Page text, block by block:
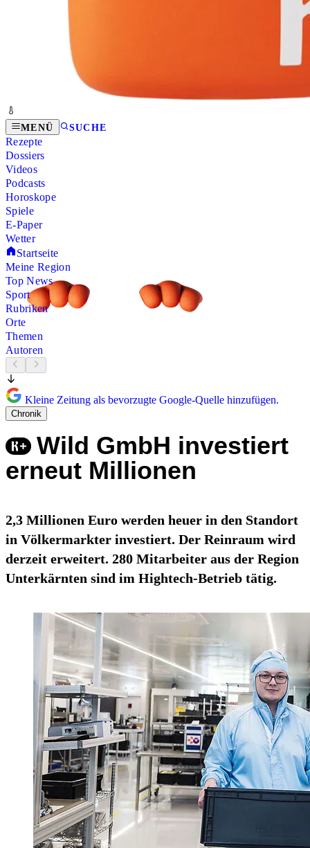
MENÜ SUCHE
Rezepte
Dossiers
Videos
Podcasts
Horoskope
Spiele
E-Paper
Wetter
Startseite
Meine Region
Top News
Sport
Rubriken
Orte
Themen
Autoren
Kleine Zeitung als bevorzugte Google-Quelle hinzufügen.
Chronik
Wild GmbH investiert
erneut Millionen
2,3 Millionen Euro werden heuer in den Standort
in Völkermarkter investiert. Der Reinraum wird
derzeit erweitert. 280 Mitarbeiter aus der Region
Unterkärnten sind im Hightech-Betrieb tätig.